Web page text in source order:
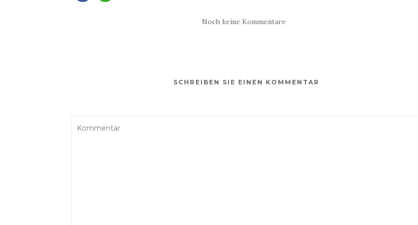
Noch keine Kommentare
SCHREIBEN SIE EINEN KOMMENTAR